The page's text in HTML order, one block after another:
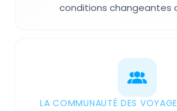
conditions changeantes
LA COMMUNAUTÉ DES